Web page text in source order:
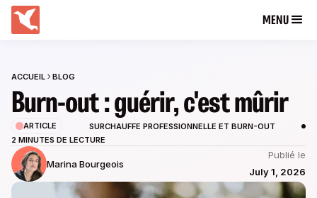
MENU
ACCUEIL BLOG
Burn-out : guérir, c'est mûrir
ARTICLE
SURCHAUFFE PROFESSIONNELLE ET BURN-OUT
2 MINUTES DE LECTURE
Marina Bourgeois
Publié le
July 1, 2026